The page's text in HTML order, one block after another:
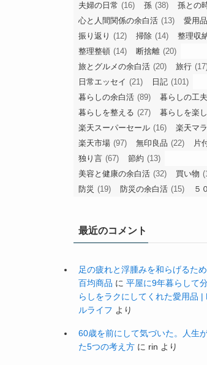
夫婦の日常 (16) 孫 (38) 孫との
心と人間関係の余白活 (13) 愛用品
振り返り (12) 掃除 (14) 整理収
整理整頓 (14) 断捨離 (20)
旅とグルメの余白活 (20) 旅行
日常エッセイ (21) 日記 (101)
暮らしの余白活 (89) 暮らしの工夫
暮らしを整える (27) 暮らしを楽
楽天スーパーセール (16) 楽天マ
楽天市場 (97) 無印良品 (22) 片
独り言 (67) 節約 (13)
美容と健康の余白活 (32) 買い物
防災 (19) 防災の余白活 (15) ５
最近のコメント
足の疲れと浮腫みを和らげるた
百均商品 に 平屋に9年暮らして
らしをラクにしてくれた愛用品 |
ルライフ より
60歳を前にして気づいた。人生
た5つの考え方 に rin より